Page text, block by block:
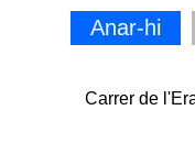
Anar-hi
Carrer de